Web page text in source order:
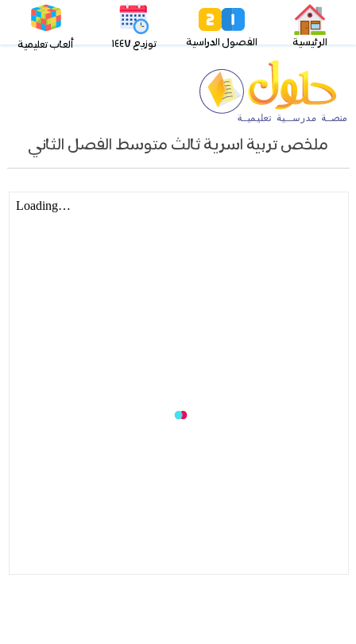
الرئيسية الفصول الدراسية توزيع ١٤٤٧ ألعاب تعليمية
ملخص تربية اسرية ثالث متوسط الفصل الثاني